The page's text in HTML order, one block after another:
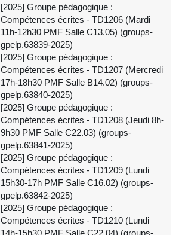
[2025] Groupe pédagogique :
Compétences écrites - TD1206 (Mardi
11h-12h30 PMF Salle C13.05) (groups-
gpelp.63839-2025)
[2025] Groupe pédagogique :
Compétences écrites - TD1207 (Mercredi
17h-18h30 PMF Salle B14.02) (groups-
gpelp.63840-2025)
[2025] Groupe pédagogique :
Compétences écrites - TD1208 (Jeudi 8h-
9h30 PMF Salle C22.03) (groups-
gpelp.63841-2025)
[2025] Groupe pédagogique :
Compétences écrites - TD1209 (Lundi
15h30-17h PMF Salle C16.02) (groups-
gpelp.63842-2025)
[2025] Groupe pédagogique :
Compétences écrites - TD1210 (Lundi